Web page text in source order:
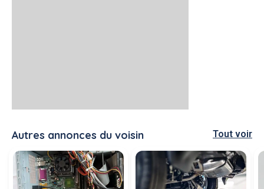
Autres annonces du voisin Tout voir